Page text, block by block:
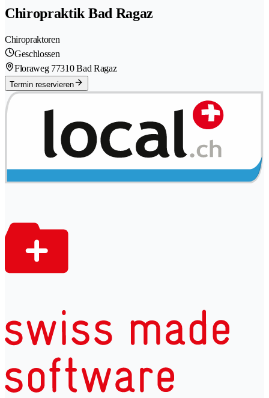
Chiropraktik Bad Ragaz
Chiropraktoren
Geschlossen
Floraweg 77310 Bad Ragaz
Termin reservieren